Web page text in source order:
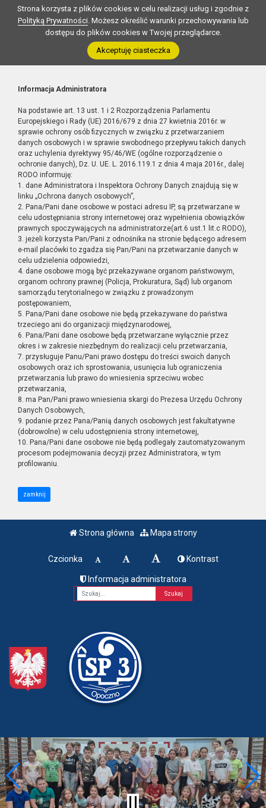
Strona korzysta z plików cookies w celu realizacji usług i zgodnie z
Polityką Prywatności. Możesz określić warunki przechowywania lub
dostępu do plików cookies w Twojej przeglądarce.
Akceptuję ciasteczka
Informacja Administratora
Na podstawie art. 13 ust. 1 i 2 Rozporządzenia Parlamentu
Europejskiego i Rady (UE) 2016/679 z dnia 27 kwietnia 2016r. w
sprawie ochrony osób fizycznych w związku z przetwarzaniem
danych osobowych i w sprawie swobodnego przepływu takich danych
oraz uchylenia dyrektywy 95/46/WE (ogólne rozporządzenie o
ochronie danych), Dz. U. UE. L. 2016.119.1 z dnia 4 maja 2016r., dalej
RODO informuję:
1. dane Administratora i Inspektora Ochrony Danych znajdują się w
linku „Ochrona danych osobowych”,
2. Pana/Pani dane osobowe w postaci adresu IP, są przetwarzane w
celu udostępniania strony internetowej oraz wypełnienia obowiązków
prawnych spoczywających na administratorze(art.6 ust.1 lit.c RODO),
3. jeżeli korzysta Pan/Pani z odnośnika na stronie będącego adresem
e-mail placówki to zgadza się Pan/Pani na przetwarzanie danych w
celu udzielenia odpowiedzi,
4. dane osobowe mogą być przekazywane organom państwowym,
organom ochrony prawnej (Policja, Prokuratura, Sąd) lub organom
samorządu terytorialnego w związku z prowadzonym
postępowaniem,
5. Pana/Pani dane osobowe nie będą przekazywane do państwa
trzeciego ani do organizacji międzynarodowej,
6. Pana/Pani dane osobowe będą przetwarzane wyłącznie przez
okres i w zakresie niezbędnym do realizacji celu przetwarzania,
7. przysługuje Panu/Pani prawo dostępu do treści swoich danych
osobowych oraz ich sprostowania, usunięcia lub ograniczenia
przetwarzania lub prawo do wniesienia sprzeciwu wobec
przetwarzania,
8. ma Pan/Pani prawo wniesienia skargi do Prezesa Urzędu Ochrony
Danych Osobowych,
9. podanie przez Pana/Panią danych osobowych jest fakultatywne
(dobrowolne) w celu udostępnienia strony internetowej,
10. Pana/Pani dane osobowe nie będą podlegały zautomatyzowanym
procesom podejmowania decyzji przez Administratora, w tym
profilowaniu.
zamknij
Strona główna Mapa strony
Czcionka Kontrast
Informacja administratora
Fraza